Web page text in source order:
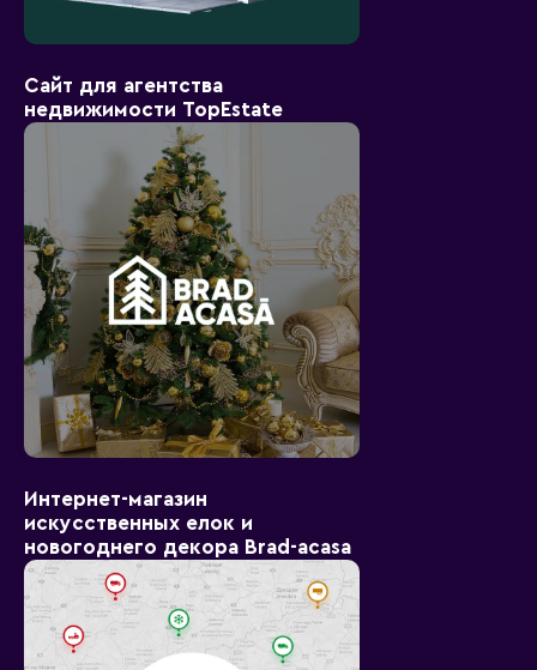
Сайт для агентства
недвижимости TopEstate
Интернет-магазин
искусственных елок и
новогоднего декора Brad-acasa